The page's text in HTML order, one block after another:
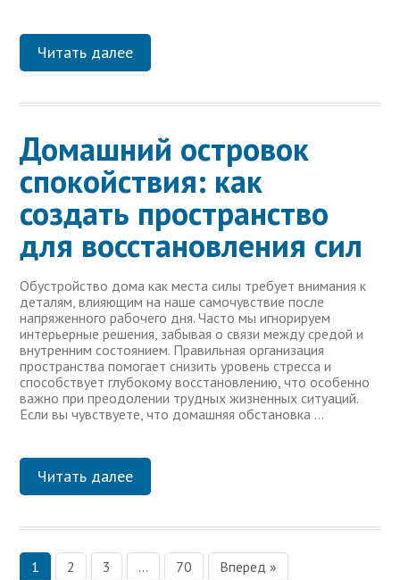
Читать далее
Домашний островок
спокойствия: как
создать пространство
для восстановления сил
Обустройство дома как места силы требует внимания к
деталям, влияющим на наше самочувствие после
напряженного рабочего дня. Часто мы игнорируем
интерьерные решения, забывая о связи между средой и
внутренним состоянием. Правильная организация
пространства помогает снизить уровень стресса и
способствует глубокому восстановлению, что особенно
важно при преодолении трудных жизненных ситуаций.
Если вы чувствуете, что домашняя обстановка …
Читать далее
1 2 3 … 70 Вперед »